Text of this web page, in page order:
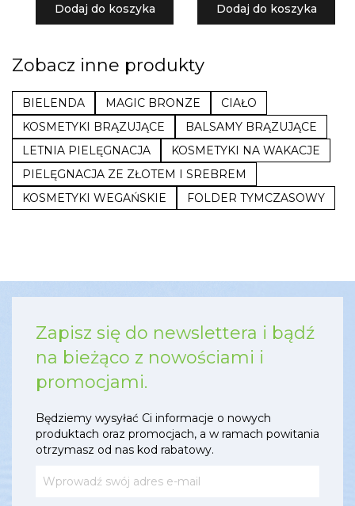
Dodaj do koszyka Dodaj do koszyka
Zobacz inne produkty
BIELENDA MAGIC BRONZE
CIAŁO
KOSMETYKI BRĄZUJĄCE
BALSAMY BRĄZUJĄCE
LETNIA PIELĘGNACJA
KOSMETYKI NA WAKACJE
PIELĘGNACJA ZE ZŁOTEM I SREBREM
KOSMETYKI WEGAŃSKIE
FOLDER TYMCZASOWY
Zapisz się do newslettera i bądź
na bieżąco z nowościami i
promocjami.
Będziemy wysyłać Ci informacje o nowych
produktach oraz promocjach, a w ramach powitania
otrzymasz od nas kod rabatowy.